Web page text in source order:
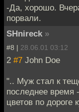
-Да, хорошо.
порвали.
SHnireck »
#8 | 28.06.01 03:12
2 #7 John Doe
".. Муж стал к
последнее время
цветов по дороге